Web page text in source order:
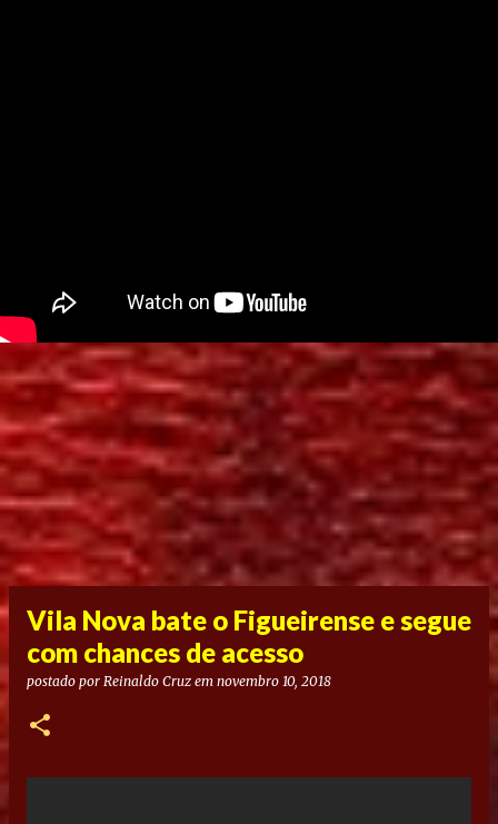
Vila Nova bate o Figueirense e segue
com chances de acesso
postado por Reinaldo Cruz em novembro 10, 2018